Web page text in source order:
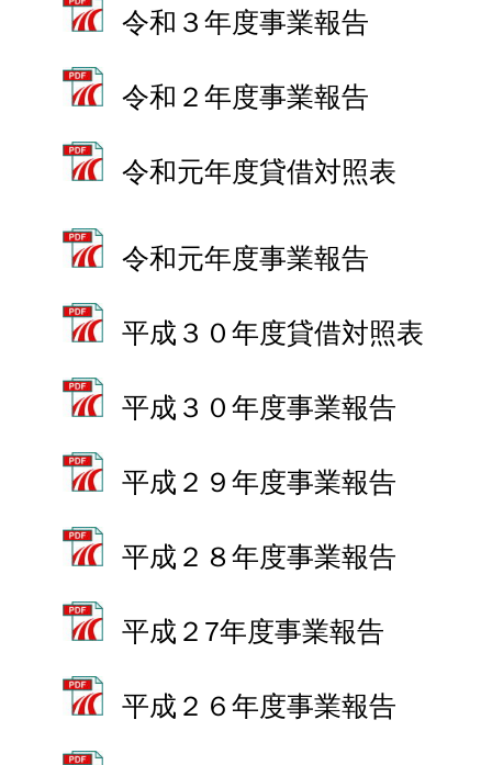
令和３年度事業報告
令和２年度事業報告
令和元年度貸借対照表
令和元年度事業報告
平成３０年度貸借対照表
平成３０年度事業報告
平成２９年度事業報告
平成２８年度事業報告
平成２7年度事業報告
平成２６年度事業報告